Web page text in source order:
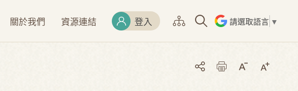
關於我們 資源連結 登入 請選取語言 ▼